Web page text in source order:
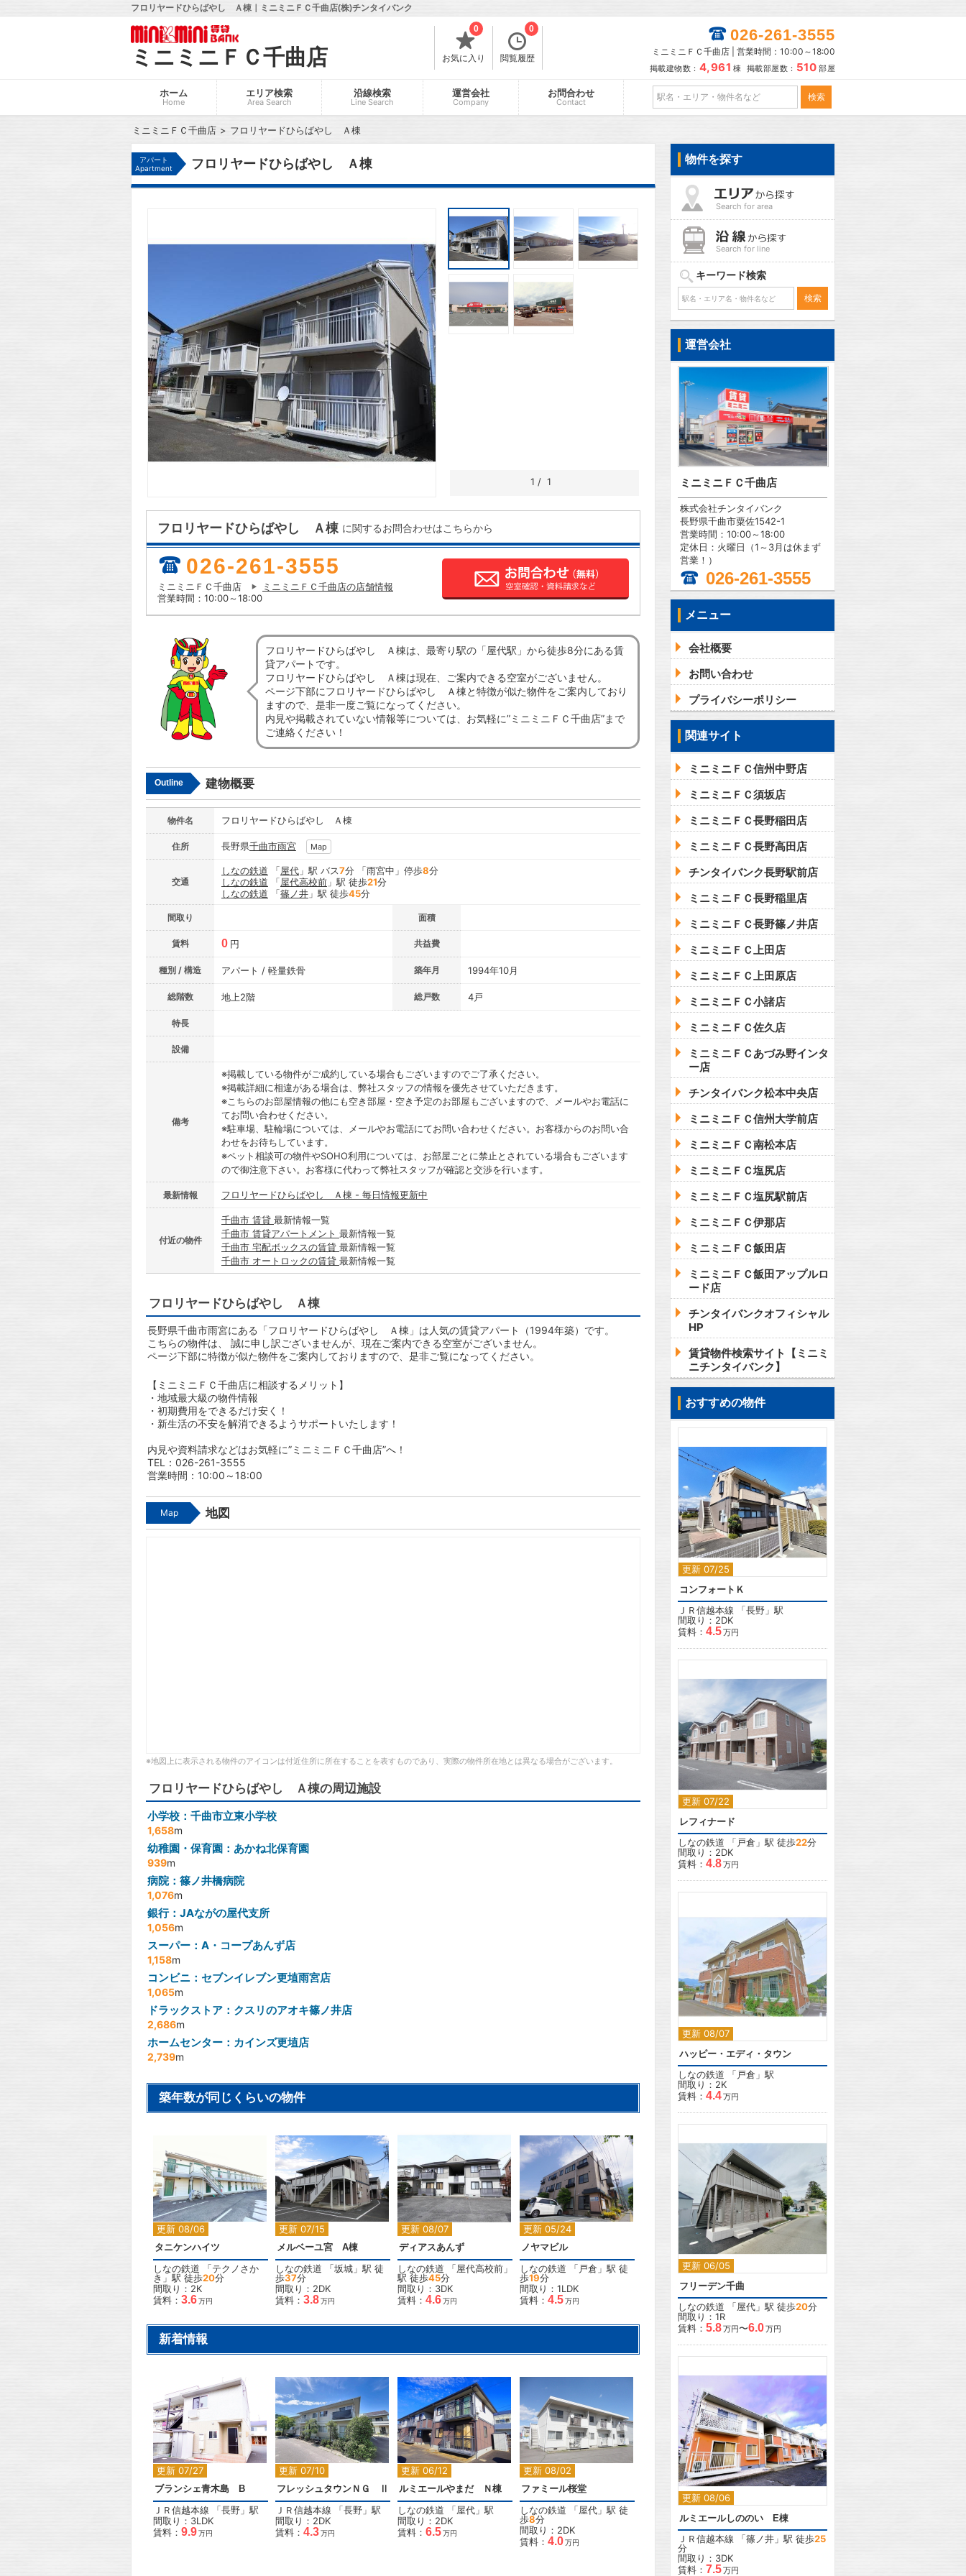
フロリヤードひらばやし Ａ棟｜ミニミニＦＣ千曲店(株)チンタイバンク
ミニミニＦＣ千曲店 お気に入り
0
閲覧履歴
0 026-261-3555
ミニミニＦＣ千曲店 | 営業時間：10:00～18:00
掲載建物数： 4,961 棟 掲載部屋数： 510 部屋
ホーム
Home
エリア検索
Area Search
沿線検索
Line Search
運営会社
Company
お問合わせ
Contact
ミニミニＦＣ千曲店 フロリヤードひらばやし Ａ棟
アパート
Apartment
フロリヤードひらばやし Ａ棟
1 / 1
フロリヤードひらばやし Ａ棟 に関するお問合わせはこちらから
026-261-3555
ミニミニＦＣ千曲店
ミニミニＦＣ千曲店の店舗情報
営業時間：10:00～18:00
フロリヤードひらばやし Ａ棟は、最寄り駅の「屋代駅」から徒歩8分にある賃
貸アパートです。
フロリヤードひらばやし Ａ棟は現在、ご案内できる空室がございません。
ページ下部にフロリヤードひらばやし Ａ棟と特徴が似た物件をご案内しており
ますので、是非一度ご覧になってください。
内見や掲載されていない情報等については、お気軽に”ミニミニＦＣ千曲店”まで
ご連絡ください！
Outline 建物概要
物件名 フロリヤードひらばやし Ａ棟
住所 長野県千曲市雨宮 Map
交通
しなの鉄道 「屋代 」駅 バス7分 「雨宮中」停歩8分
しなの鉄道 「屋代高校前 」駅 徒歩21分
しなの鉄道 「篠ノ井 」駅 徒歩45分
間取り 面積
賃料 0 円 共益費
種別 / 構造 アパート / 軽量鉄骨 築年月 1994年10月
総階数 地上2階 総戸数 4戸
特長
設備
備考
※掲載している物件がご成約している場合もございますのでご了承ください。
※掲載詳細に相違がある場合は、弊社スタッフの情報を優先させていただきます。
※こちらのお部屋情報の他にも空き部屋・空き予定のお部屋もございますので、メールやお電話に
てお問い合わせください。
※駐車場、駐輪場については、メールやお電話にてお問い合わせください。お客様からのお問い合
わせをお待ちしています。
※ペット相談可の物件やSOHO利用については、お部屋ごとに禁止とされている場合もございます
ので御注意下さい。お客様に代わって弊社スタッフが確認と交渉を行います。
最新情報 フロリヤードひらばやし Ａ棟 - 毎日情報更新中
付近の物件
千曲市 賃貸 最新情報一覧
千曲市 賃貸アパートメント 最新情報一覧
千曲市 宅配ボックスの賃貸 最新情報一覧
千曲市 オートロックの賃貸 最新情報一覧
フロリヤードひらばやし Ａ棟
長野県千曲市雨宮にある「フロリヤードひらばやし Ａ棟」は人気の賃貸アパート（1994年築）です。
こちらの物件は、 誠に申し訳ございませんが、現在ご案内できる空室がございません。
ページ下部に特徴が似た物件をご案内しておりますので、是非ご覧になってください。
【ミニミニＦＣ千曲店に相談するメリット】
・地域最大級の物件情報
・初期費用をできるだけ安く！
・新生活の不安を解消できるようサポートいたします！
内見や資料請求などはお気軽に”ミニミニＦＣ千曲店”へ！
TEL：026-261-3555
営業時間：10:00～18:00
Map 地図
※地図上に表示される物件のアイコンは付近住所に所在することを表すものであり、実際の物件所在地とは異なる場合がございます。
フロリヤードひらばやし Ａ棟の周辺施設
小学校：千曲市立東小学校
1,658m
幼稚園・保育園：あかね北保育園
939m
病院：篠ノ井橋病院
1,076m
銀行：JAながの屋代支所
1,056m
スーパー：A・コープあんず店
1,158m
コンビニ：セブンイレブン更埴雨宮店
1,065m
ドラックストア：クスリのアオキ篠ノ井店
2,686m
ホームセンター：カインズ更埴店
2,739m
築年数が同じくらいの物件
更新 08/06
2
タニケンハイツ
しなの鉄道 「テクノさか
き 」駅 徒歩20分
間取り：2K
賃料： 3.6万円
更新 07/15
2
メルベーユ宮 A棟
しなの鉄道 「坂城 」駅 徒
歩37分
間取り：2DK
賃料： 3.8万円
更新 08/07
ディアスあんず
しなの鉄道 「屋代高校前 」
駅 徒歩45分
間取り：3DK
賃料： 4.6万円
更新 05/24
2
ノヤマビル
しなの鉄道 「戸倉 」駅 徒
歩19分
間取り：1LDK
賃料： 4.5万円
新着情報
更新 07/27
2
ブランシェ青木島 B
ＪＲ信越本線 「長野 」駅
間取り：3LDK
賃料： 9.9万円
更新 07/10
2
フレッシュタウンＮＧ Ⅱ
ＪＲ信越本線 「長野 」駅
間取り：2DK
賃料： 4.3万円
更新 06/12
2
ルミエールやまだ Ｎ棟
しなの鉄道 「屋代 」駅
間取り：2DK
賃料： 6.5万円
更新 08/02
2
ファミール桜堂
しなの鉄道 「屋代 」駅 徒
歩8分
間取り：2DK
賃料： 4.0万円
物件を探す
Search for area
Search for line
キーワード検索
運営会社
ミニミニＦＣ千曲店
株式会社チンタイバンク
長野県千曲市粟佐1542-1
営業時間：10:00～18:00
定休日：火曜日（1～3月は休まず
営業！）
026-261-3555
メニュー
会社概要
お問い合わせ
プライバシーポリシー
関連サイト
ミニミニＦＣ信州中野店
ミニミニＦＣ須坂店
ミニミニＦＣ長野稲田店
ミニミニＦＣ長野高田店
チンタイバンク長野駅前店
ミニミニＦＣ長野稲里店
ミニミニＦＣ長野篠ノ井店
ミニミニＦＣ上田店
ミニミニＦＣ上田原店
ミニミニＦＣ小諸店
ミニミニＦＣ佐久店
ミニミニＦＣあづみ野インタ
ー店
チンタイバンク松本中央店
ミニミニＦＣ信州大学前店
ミニミニＦＣ南松本店
ミニミニＦＣ塩尻店
ミニミニＦＣ塩尻駅前店
ミニミニＦＣ伊那店
ミニミニＦＣ飯田店
ミニミニＦＣ飯田アップルロ
ード店
チンタイバンクオフィシャル
HP
賃貸物件検索サイト【ミニミ
ニチンタイバンク】
おすすめの物件
更新 07/25
2
コンフォートＫ
ＪＲ信越本線 「長野 」駅
間取り：2DK
賃料： 4.5万円
更新 07/22
2
レフィナード
しなの鉄道 「戸倉 」駅 徒歩22分
間取り：2DK
賃料： 4.8万円
更新 08/07
2
ハッピー・エディ・タウン
しなの鉄道 「戸倉 」駅
間取り：2K
賃料： 4.4万円
更新 06/05
2
フリーデン千曲
しなの鉄道 「屋代 」駅 徒歩20分
間取り：1R
賃料： 5.8万円〜6.0万円
更新 08/06
2
ルミエールしののい E棟
ＪＲ信越本線 「篠ノ井 」駅 徒歩25
分
間取り：3DK
賃料： 7.5万円